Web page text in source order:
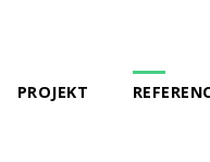
PROJEKT